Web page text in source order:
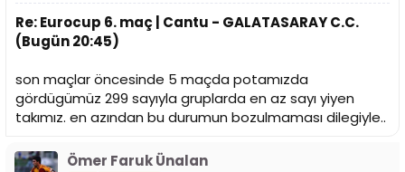
Re: Eurocup 6. maç | Cantu - GALATASARAY C.C.
(Bugün 20:45)
son maçlar öncesinde 5 maçda potamızda
gördügümüz 299 sayıyla gruplarda en az sayı yiyen
takımız. en azından bu durumun bozulmaması dilegiyle..
Ömer Faruk Ünalan